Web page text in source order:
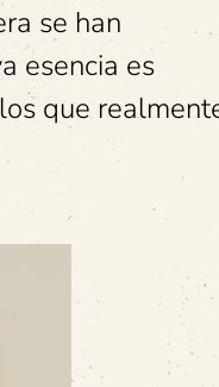
se han
esencia es
que